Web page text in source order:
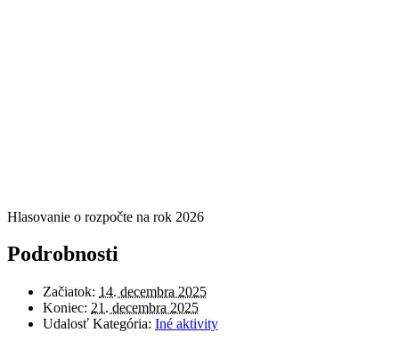
Hlasovanie o rozpočte na rok 2026
Podrobnosti
Začiatok: 14. decembra 2025
Koniec: 21. decembra 2025
Udalosť Kategória: Iné aktivity